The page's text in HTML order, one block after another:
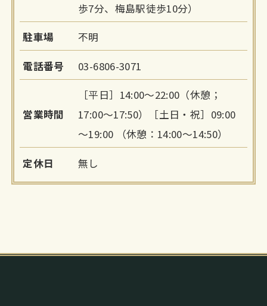
歩7分、梅島駅徒歩10分）
駐車場 不明
電話番号 03-6806-3071
営業時間
［平日］14:00～22:00（休憩；
17:00～17:50）［土日・祝］09:00
～19:00 （休憩：14:00～14:50）
定休日 無し